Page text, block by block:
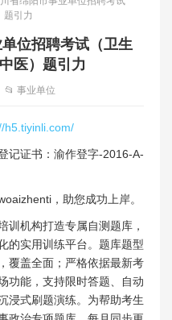
题引力
位招聘考试（卫生
医）题引力
📂 事业单位
h5.tiyinli.com/
记证书：渝作登字-2016-A-
，助您成功上岸。
训机构打造专属自测题库，
的实用训练平台。题库题型
覆盖全面；严格依据最新考
功能，支持限时答题、自动
浸式刷题演练。为帮助考生